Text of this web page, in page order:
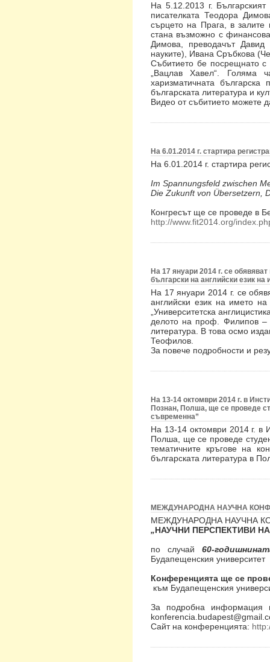
На 5.12.2013 г.
писателката Теодора
сърцето на Прага, в залите
стана възможно с
Димова, преводачът
науките), Ивана Сръбкова
Събитието бе посрещнато с
„Вацлав Хавел“. Голяма
харизматичната
българската литература и
Видео от събитието можете
На 6.01.2014 г. стартира
На 6.01.2014 г. стартира
Im Spannungsfeld zwischen
Die Zukunft von Übersetzern,
Конгресът ще се проведе в
http://www.fit2014.org/
На 17 януари 2014 г. се
български на английски език
На 17 януари 2014 г. се
английски език на името
„Университетска
делото на проф. Филипов –
литература. В това осмо
Теофилов.
За повече подробности и
На 13-14 октомври 2014 г. в
Познан, Полша, ще се проведе
съвременна”
На 13-14 октомври 2014 г. в
Полша, ще се проведе
тематичните кръгове на
българската литература в
МЕЖДУНАРОДНА НАУЧНА
МЕЖДУНАРОДНА НАУЧНА
„НАУЧНИ ПЕРСПЕКТИВИ
по случай 60-
Будапещенския университет
Конференцията ще се
към Будапещенския
За подробна информация
Сайт на конференцията: